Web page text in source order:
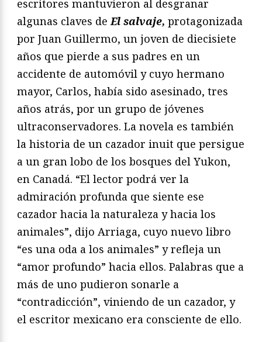
escritores mantuvieron al desgranar
algunas claves deEl salvaje, protagonizada
por Juan Guillermo, un joven de diecisiete
años que pierde a sus padres en un
accidente de automóvil y cuyo hermano
mayor, Carlos, había sido asesinado, tres
años atrás, por un grupo de jóvenes
ultraconservadores. La novela es también
la historia de un cazador inuit que persigue
a un gran lobo de los bosques del Yukon,
en Canadá. “El lector podrá ver la
admiración profunda que siente ese
cazador hacia la naturaleza y hacia los
animales”, dijo Arriaga, cuyo nuevo libro
“es una oda a los animales” y refleja un
“amor profundo” hacia ellos. Palabras que a
más de uno pudieron sonarle a
“contradicción”, viniendo de un cazador, y
el escritor mexicano era consciente de ello.